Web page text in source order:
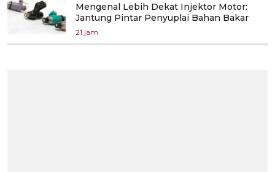
Mengenal Lebih Dekat Injektor Motor:
Jantung Pintar Penyuplai Bahan Bakar
21 jam